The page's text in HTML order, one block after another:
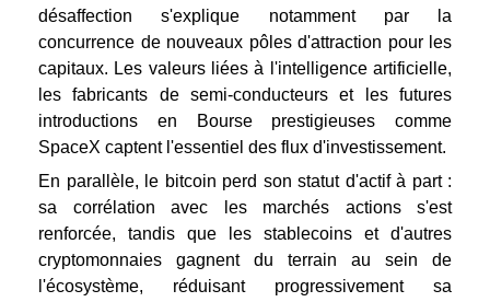
désaffection s'explique notamment par la
concurrence de nouveaux pôles d'attraction pour les
capitaux. Les valeurs liées à l'intelligence artificielle,
les fabricants de semi-conducteurs et les futures
introductions en Bourse prestigieuses comme
SpaceX captent l'essentiel des flux d'investissement.
En parallèle, le bitcoin perd son statut d'actif à part :
sa corrélation avec les marchés actions s'est
renforcée, tandis que les stablecoins et d'autres
cryptomonnaies gagnent du terrain au sein de
l'écosystème, réduisant progressivement sa